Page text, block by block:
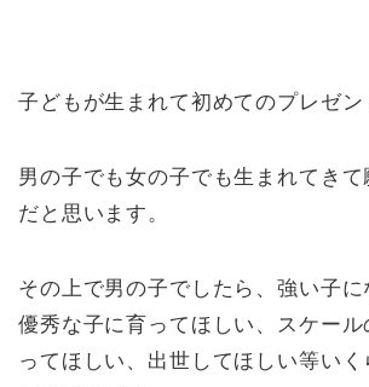
子どもが生まれて初めてのプレゼン
男の子でも女の子でも生まれてき
だと思います。
その上で男の子でしたら、強い子に
優秀な子に育ってほしい、スケー
ってほしい、出世してほしい等い